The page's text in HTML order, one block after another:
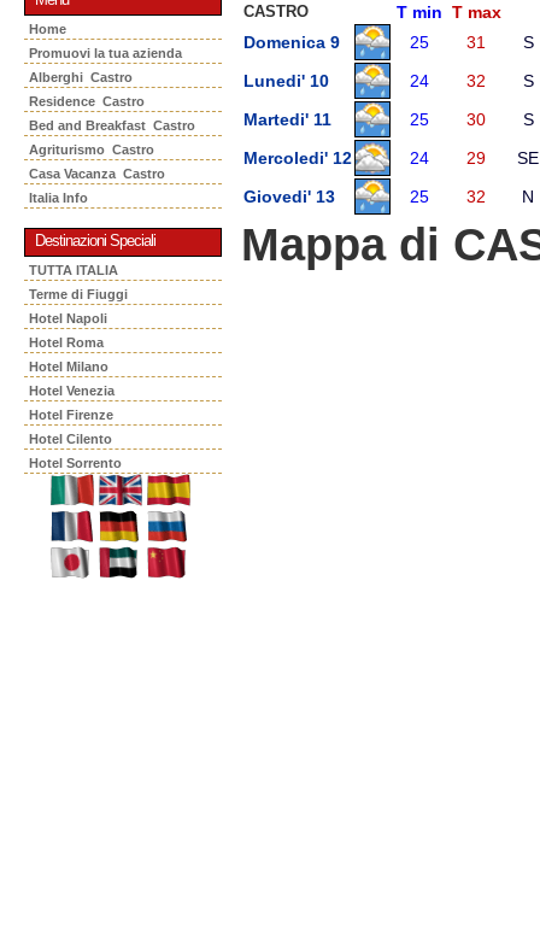
Home
Promuovi la tua azienda
Alberghi Castro
Residence Castro
Bed and Breakfast Castro
Agriturismo Castro
Casa Vacanza Castro
Italia Info
Destinazioni Speciali
TUTTA ITALIA
Terme di Fiuggi
Hotel Napoli
Hotel Roma
Hotel Milano
Hotel Venezia
Hotel Firenze
Hotel Cilento
Hotel Sorrento
CASTRO T min T max
Domenica 9
25 31
S
Lunedi' 10
24 32
S
Martedi' 11
25 30
S
Mercoledi' 12
24 29
SE
Giovedi' 13
25 32 N
Mappa di